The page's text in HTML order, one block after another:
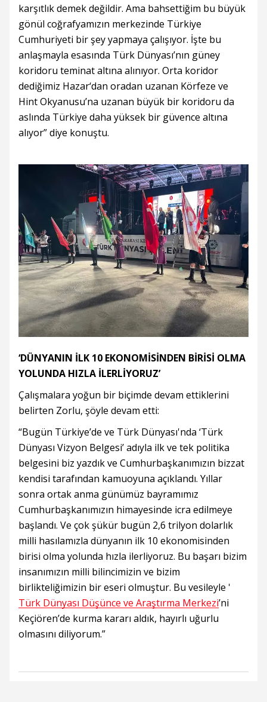
karşıtlık demek değildir. Ama bahsettiğim bu büyük
gönül coğrafyamızın merkezinde Türkiye
Cumhuriyeti bir şey yapmaya çalışıyor. İşte bu
anlaşmayla esasında Türk Dünyası’nın güney
koridoru teminat altına alınıyor. Orta koridor
dediğimiz Hazar‘dan oradan uzanan Körfeze ve
Hint Okyanusu’na uzanan büyük bir koridoru da
aslında Türkiye daha yüksek bir güvence altına
alıyor” diye konuştu.
‘DÜNYANIN İLK 10 EKONOMİSİNDEN BİRİSİ OLMA
YOLUNDA HIZLA İLERLİYORUZ’
Çalışmalara yoğun bir biçimde devam ettiklerini
belirten Zorlu, şöyle devam etti:
“Bugün Türkiye’de ve Türk Dünyası'nda ‘Türk
Dünyası Vizyon Belgesi’ adıyla ilk ve tek politika
belgesini biz yazdık ve Cumhurbaşkanımızın bizzat
kendisi tarafından kamuoyuna açıklandı. Yıllar
sonra ortak anma günümüz bayramımız
Cumhurbaşkanımızın himayesinde icra edilmeye
başlandı. Ve çok şükür bugün 2,6 trilyon dolarlık
milli hasılamızla dünyanın ilk 10 ekonomisinden
birisi olma yolunda hızla ilerliyoruz. Bu başarı bizim
insanımızın milli bilincimizin ve bizim
birlikteliğimizin bir eseri olmuştur. Bu vesileyle '
Türk Dünyası Düşünce ve Araştırma Merkezi’ni
Keçiören’de kurma kararı aldık, hayırlı uğurlu
olmasını diliyorum.”